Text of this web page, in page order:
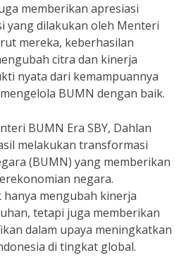
memberikan apresiasi
yang dilakukan oleh Menteri
mereka, keberhasilan
citra dan kinerja
nyata dari kemampuannya
BUMN dengan baik.
BUMN Era SBY, Dahlan
melakukan transformasi
(BUMN) yang memberikan
negara.
mengubah kinerja
tetapi juga memberikan
dalam upaya meningkatkan
di tingkat global.